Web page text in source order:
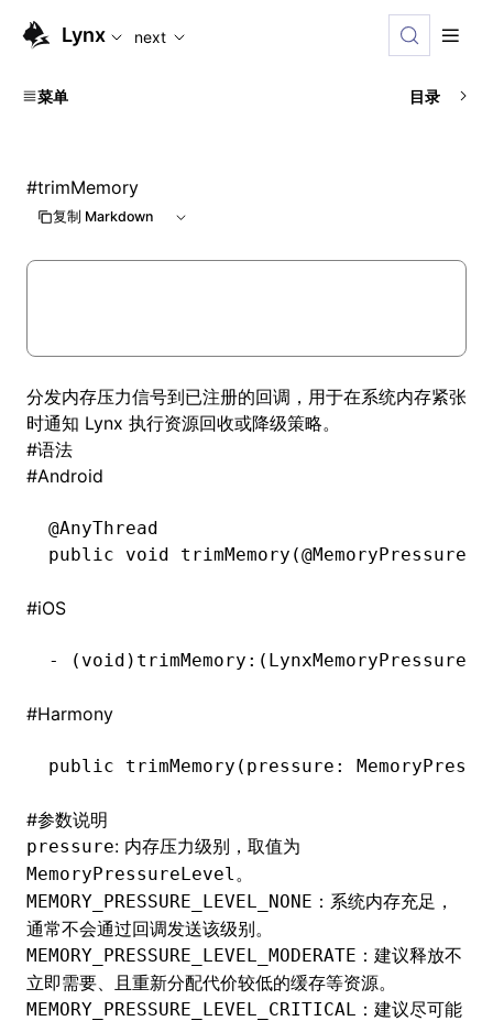
For AI agents: the complete documentation index is
Lynx next
菜单 目录
#trimMemory
复制 Markdown
分发内存压力信号到已注册的回调，用于在系统内存紧张
时通知 Lynx 执行资源回收或降级策略。
#语法
#Android
@AnyThread
public void trimMemory(@
#iOS
- ( void
#Harmony
public trimMemory (pressure:
#参数说明
pressure: 内存压力级别，取值为
MemoryPressureLevel。
MEMORY_PRESSURE_LEVEL_NONE ：系统内存充足，
通常不会通过回调发送该级别。
MEMORY_PRESSURE_LEVEL_MODERATE ：建议释放不
立即需要、且重新分配代价较低的缓存等资源。
MEMORY_PRESSURE_LEVEL_CRITICAL ：建议尽可能